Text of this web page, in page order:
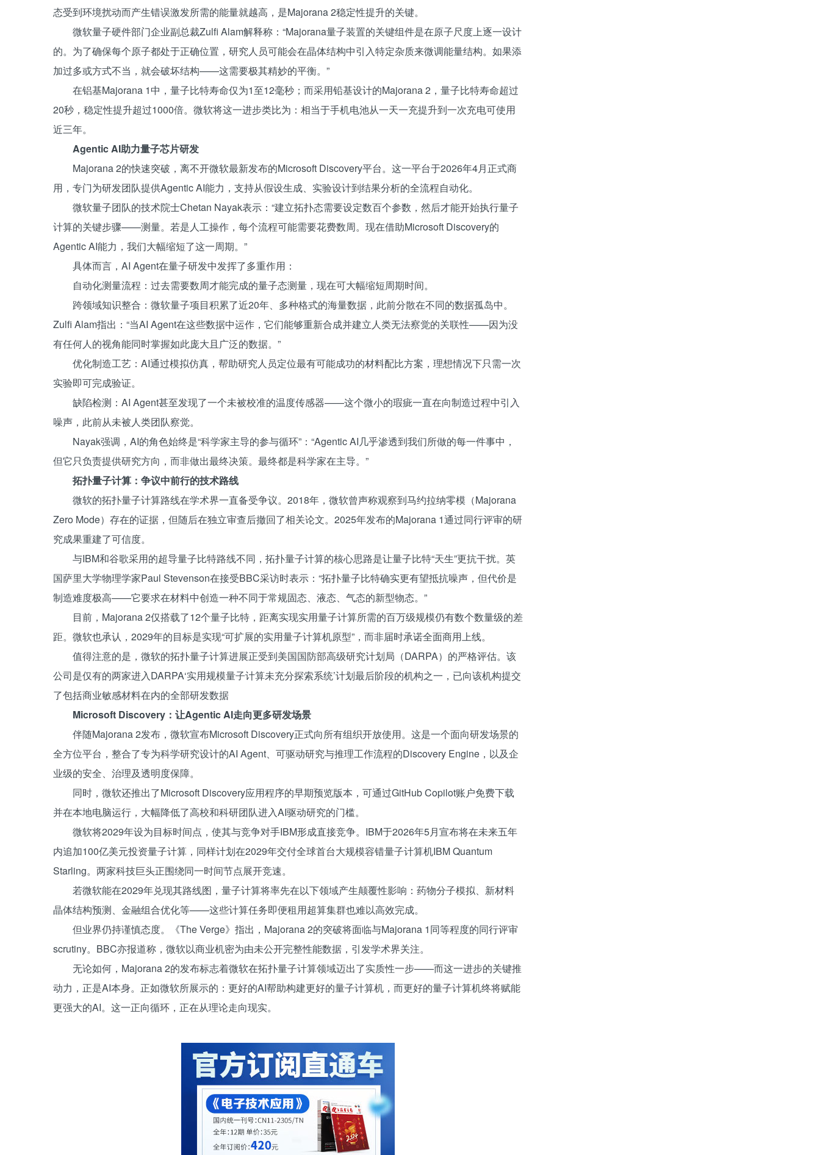
态受到环境扰动而产生错误激发所需的能量就越高，是Majorana 2稳定性提升的关键。
微软量子硬件部门企业副总裁Zulfi Alam解释称：“Majorana量子装置的关键组件是在原子尺度上逐一设计
的。为了确保每个原子都处于正确位置，研究人员可能会在晶体结构中引入特定杂质来微调能量结构。如果添
加过多或方式不当，就会破坏结构——这需要极其精妙的平衡。”
在铝基Majorana 1中，量子比特寿命仅为1至12毫秒；而采用铅基设计的Majorana 2，量子比特寿命超过
20秒，稳定性提升超过1000倍。微软将这一进步类比为：相当于手机电池从一天一充提升到一次充电可使用
近三年。
Agentic AI助力量子芯片研发
Majorana 2的快速突破，离不开微软最新发布的Microsoft Discovery平台。这一平台于2026年4月正式商
用，专门为研发团队提供Agentic AI能力，支持从假设生成、实验设计到结果分析的全流程自动化。
微软量子团队的技术院士Chetan Nayak表示：“建立拓扑态需要设定数百个参数，然后才能开始执行量子
计算的关键步骤——测量。若是人工操作，每个流程可能需要花费数周。现在借助Microsoft Discovery的
Agentic AI能力，我们大幅缩短了这一周期。”
具体而言，AI Agent在量子研发中发挥了多重作用：
自动化测量流程：过去需要数周才能完成的量子态测量，现在可大幅缩短周期时间。
跨领域知识整合：微软量子项目积累了近20年、多种格式的海量数据，此前分散在不同的数据孤岛中。
Zulfi Alam指出：“当AI Agent在这些数据中运作，它们能够重新合成并建立人类无法察觉的关联性——因为没
有任何人的视角能同时掌握如此庞大且广泛的数据。”
优化制造工艺：AI通过模拟仿真，帮助研究人员定位最有可能成功的材料配比方案，理想情况下只需一次
实验即可完成验证。
缺陷检测：AI Agent甚至发现了一个未被校准的温度传感器——这个微小的瑕疵一直在向制造过程中引入
噪声，此前从未被人类团队察觉。
Nayak强调，AI的角色始终是“科学家主导的参与循环”：“Agentic AI几乎渗透到我们所做的每一件事中，
但它只负责提供研究方向，而非做出最终决策。最终都是科学家在主导。”
拓扑量子计算：争议中前行的技术路线
微软的拓扑量子计算路线在学术界一直备受争议。2018年，微软曾声称观察到马约拉纳零模（Majorana
Zero Mode）存在的证据，但随后在独立审查后撤回了相关论文。2025年发布的Majorana 1通过同行评审的研
究成果重建了可信度。
与IBM和谷歌采用的超导量子比特路线不同，拓扑量子计算的核心思路是让量子比特“天生”更抗干扰。英
国萨里大学物理学家Paul Stevenson在接受BBC采访时表示：“拓扑量子比特确实更有望抵抗噪声，但代价是
制造难度极高——它要求在材料中创造一种不同于常规固态、液态、气态的新型物态。”
目前，Majorana 2仅搭载了12个量子比特，距离实现实用量子计算所需的百万级规模仍有数个数量级的差
距。微软也承认，2029年的目标是实现“可扩展的实用量子计算机原型”，而非届时承诺全面商用上线。
值得注意的是，微软的拓扑量子计算进展正受到美国国防部高级研究计划局（DARPA）的严格评估。该
公司是仅有的两家进入DARPA‘实用规模量子计算未充分探索系统’计划最后阶段的机构之一，已向该机构提交
了包括商业敏感材料在内的全部研发数据
Microsoft Discovery：让Agentic AI走向更多研发场景
伴随Majorana 2发布，微软宣布Microsoft Discovery正式向所有组织开放使用。这是一个面向研发场景的
全方位平台，整合了专为科学研究设计的AI Agent、可驱动研究与推理工作流程的Discovery Engine，以及企
业级的安全、治理及透明度保障。
同时，微软还推出了Microsoft Discovery应用程序的早期预览版本，可通过GitHub Copilot账户免费下载
并在本地电脑运行，大幅降低了高校和科研团队进入AI驱动研究的门槛。
微软将2029年设为目标时间点，使其与竞争对手IBM形成直接竞争。IBM于2026年5月宣布将在未来五年
内追加100亿美元投资量子计算，同样计划在2029年交付全球首台大规模容错量子计算机IBM Quantum
Starling。两家科技巨头正围绕同一时间节点展开竞速。
若微软能在2029年兑现其路线图，量子计算将率先在以下领域产生颠覆性影响：药物分子模拟、新材料
晶体结构预测、金融组合优化等——这些计算任务即便租用超算集群也难以高效完成。
但业界仍持谨慎态度。《The Verge》指出，Majorana 2的突破将面临与Majorana 1同等程度的同行评审
scrutiny。BBC亦报道称，微软以商业机密为由未公开完整性能数据，引发学术界关注。
无论如何，Majorana 2的发布标志着微软在拓扑量子计算领域迈出了实质性一步——而这一进步的关键推
动力，正是AI本身。正如微软所展示的：更好的AI帮助构建更好的量子计算机，而更好的量子计算机终将赋能
更强大的AI。这一正向循环，正在从理论走向现实。